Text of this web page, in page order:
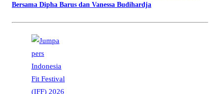
Bersama Dipha Barus dan Vanessa Budihardja